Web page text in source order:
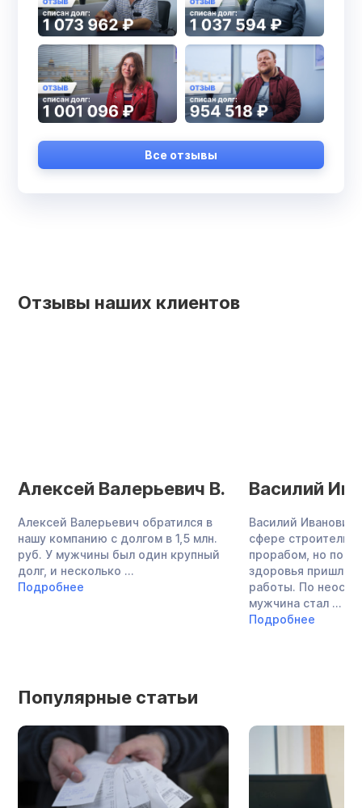
Все отзывы
Отзывы наших клиентов
Алексей Валерьевич В.
Алексей Валерьевич обратился в
нашу компанию с долгом в 1,5 млн.
руб. У мужчины был один крупный
долг, и несколько ...
Подробнее
Василий
Василий Иванович
сфере
прорабом, но по
здоровья
работы. По
мужчина стал ...
Подробнее
Популярные статьи